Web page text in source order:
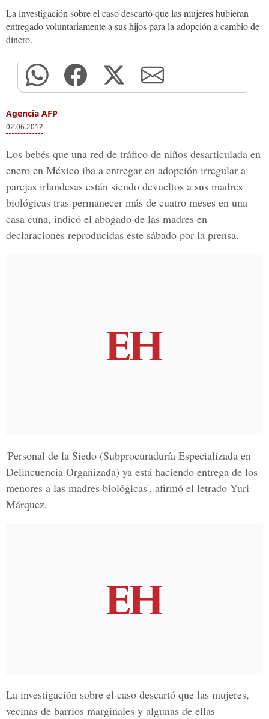
La investigación sobre el caso descartó que las mujeres hubieran
entregado voluntariamente a sus hijos para la adopción a cambio de
dinero.
Agencia AFP
02.06.2012
Los bebés que una red de tráfico de niños desarticulada en
enero en México iba a entregar en adopción irregular a
parejas irlandesas están siendo devueltos a sus madres
biológicas tras permanecer más de cuatro meses en una
casa cuna, indicó el abogado de las madres en
declaraciones reproducidas este sábado por la prensa.
'Personal de la Siedo (Subprocuraduría Especializada en
Delincuencia Organizada) ya está haciendo entrega de los
menores a las madres biológicas', afirmó el letrado Yuri
Márquez.
La investigación sobre el caso descartó que las mujeres,
vecinas de barrios marginales y algunas de ellas